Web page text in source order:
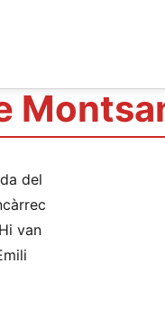
del
van